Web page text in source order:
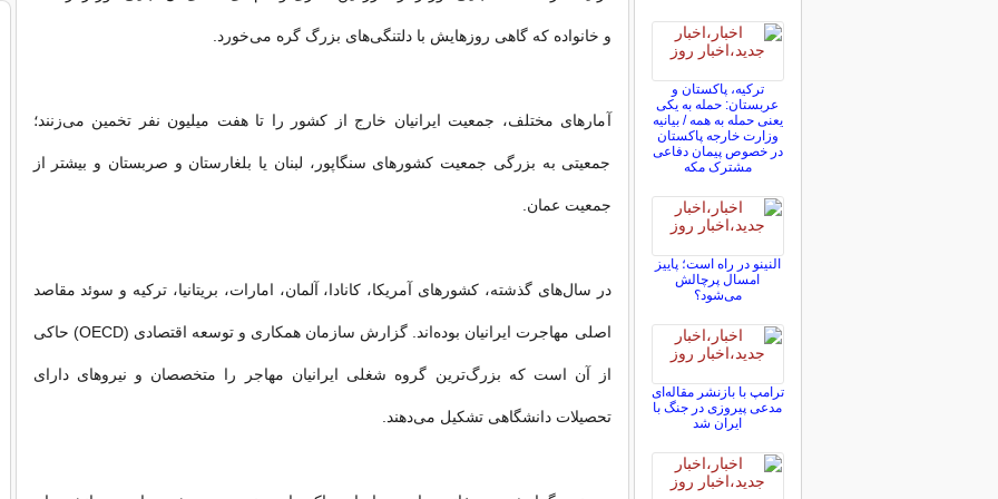
و خانواده که گاهی روزهایش با دلتنگی‌های بزرگ گره می‌خورد.
آمارهای مختلف، جمعیت ایرانیان خارج از کشور را تا هفت میلیون نفر تخمین ‌می‌زنند؛
جمعیتی به بزرگی جمعیت کشورهای سنگاپور، لبنان یا بلغارستان و صربستان و بیشتر از
جمعیت عمان.
در‌ سال‌های گذشته، کشورهای آمریکا، کانادا، آلمان، امارات، بریتانیا، ترکیه و سوئد مقاصد
اصلی مهاجرت ایرانیان بوده‌اند. گزارش سازمان همکاری و توسعه اقتصادی (OECD) حاکی
از آن است که بزرگ‌ترین گروه شغلی ایرانیان مهاجر را متخصصان و نیروهای دارای
تحصیلات دانشگاهی تشکیل می‌دهند.
ترکیه، پاکستان و
عربستان: حمله به یکی
یعنی حمله به همه / بیانیه
وزارت خارجه پاکستان
در خصوص پیمان دفاعی
مشترک مکه
النینو در راه است؛ پاییز
امسال پرچالش
می‌شود؟
ترامپ با بازنشر مقاله‌ای
مدعی پیروزی در جنگ با
ایران شد